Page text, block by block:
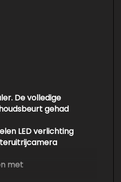
De volledige
gehad
LED verlichting
met